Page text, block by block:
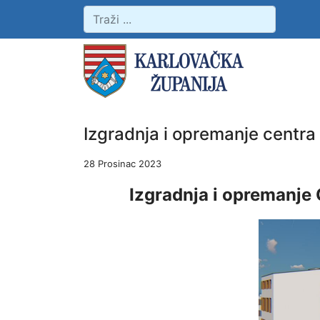
Izgradnja i opremanje
28 Prosinac 2023
Izgradnja i opremanje